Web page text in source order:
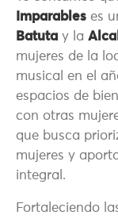
Imparables es
Batuta y la
mujeres de la
musical en el
espacios de
con otras
que busca
mujeres y
integral.
Fortaleciendo